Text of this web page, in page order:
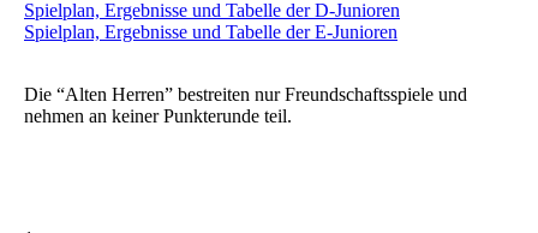
Spielplan, Ergebnisse und Tabelle der D-Junioren
Spielplan, Ergebnisse und Tabelle der E-Junioren
Die “Alten Herren” bestreiten nur Freundschaftsspiele und
nehmen an keiner Punkterunde teil.